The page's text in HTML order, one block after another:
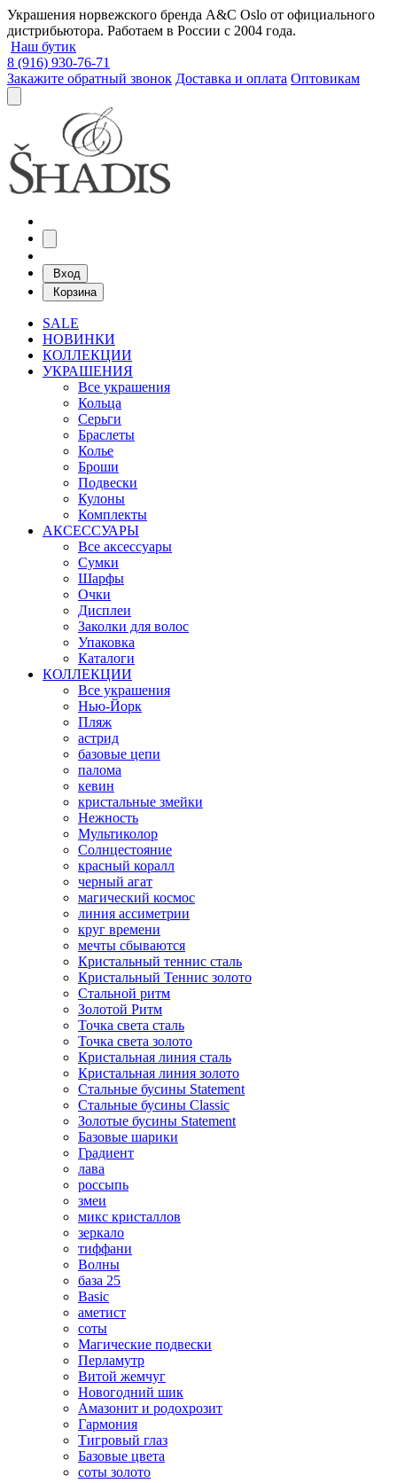
Украшения норвежского бренда A&C Oslo от официального
дистрибьютора. Работаем в России с 2004 года.
Наш бутик
8 (916) 930-76-71
Закажите обратный звонок Доставка и оплата Оптовикам
Вход
Корзина
SALE
НОВИНКИ
КОЛЛЕКЦИИ
УКРАШЕНИЯ
Все украшения
Кольца
Серьги
Браслеты
Колье
Броши
Подвески
Кулоны
Комплекты
АКСЕССУАРЫ
Все аксессуары
Сумки
Шарфы
Очки
Дисплеи
Заколки для волос
Упаковка
Каталоги
КОЛЛЕКЦИИ
Все украшения
Нью-Йорк
Пляж
астрид
базовые цепи
палома
кевин
кристальные змейки
Нежность
Мультиколор
Солнцестояние
красный коралл
черный агат
магический космос
линия ассиметрии
круг времени
мечты сбываются
Кристальный теннис сталь
Кристальный Теннис золото
Стальной ритм
Золотой Ритм
Точка света сталь
Точка света золото
Кристальная линия сталь
Кристальная линия золото
Стальные бусины Statement
Стальные бусины Classic
Золотые бусины Statement
Базовые шарики
Градиент
лава
россыпь
змеи
микс кристаллов
зеркало
тиффани
Волны
база 25
Basic
аметист
соты
Магические подвески
Перламутр
Витой жемчуг
Новогодний шик
Амазонит и родохрозит
Гармония
Тигровый глаз
Базовые цвета
соты золото